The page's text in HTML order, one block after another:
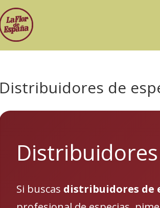
Distribuidores de
Si buscas distribuidores de